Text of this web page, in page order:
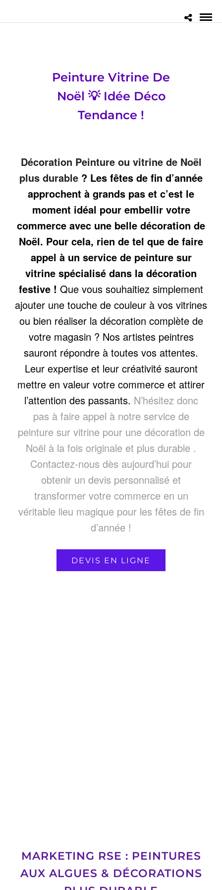
Peinture Vitrine De
Noël 💡 Idée Déco
Tendance !
Décoration Peinture ou vitrine de Noël
plus durable ? Les fêtes de fin d’année
approchent à grands pas et c’est le
moment idéal pour embellir votre
commerce avec une belle décoration de
Noël. Pour cela, rien de tel que de faire
appel à un service de peinture sur
vitrine spécialisé dans la décoration
festive ! Que vous souhaitiez simplement
ajouter une touche de couleur à vos vitrines
ou bien réaliser la décoration complète de
votre magasin ? Nos artistes peintres
sauront répondre à toutes vos attentes.
Leur expertise et leur créativité sauront
mettre en valeur votre commerce et attirer
l’attention des passants. N’hésitez donc
pas à faire appel à notre service de
peinture sur vitrine pour une décoration de
Noël à la fois originale et plus durable .
Contactez-nous dès aujourd’hui pour
obtenir un devis personnalisé et
transformer votre commerce en un
véritable lieu magique pour les fêtes de fin
d’année !
DEVIS EN LIGNE
MARKETING RSE : PEINTURES
AUX ALGUES & DÉCORATIONS